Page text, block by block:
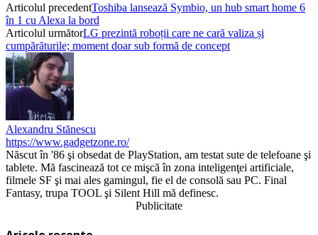
Articolul precedentToshiba lansează Symbio, un hub smart home 6
în 1 cu Alexa la bord
Articolul următorLG prezintă roboții care ne cară valiza și
cumpărăturile; moment doar sub formă de concept
Alexandru Stănescu
https://www.gadgetzone.ro/
Născut în '86 şi obsedat de PlayStation, am testat sute de telefoane şi
tablete. Mă fascinează tot ce mişcă în zona inteligenţei artificiale,
filmele SF şi mai ales gamingul, fie el de consolă sau PC. Final
Fantasy, trupa TOOL şi Silent Hill mă definesc.
Publicitate